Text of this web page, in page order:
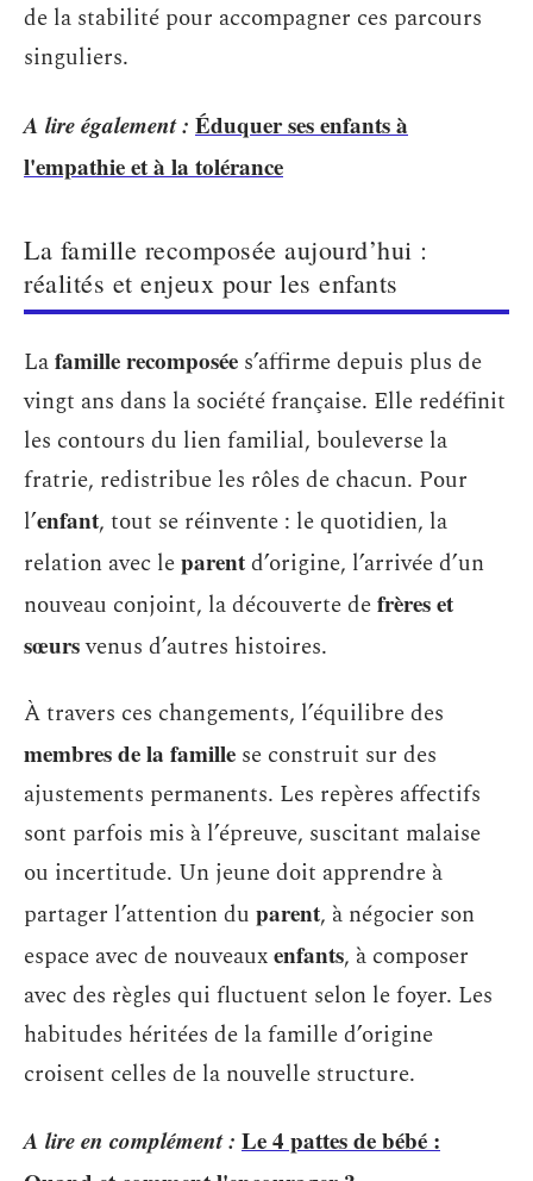
de la stabilité pour accompagner ces parcours
singuliers.
A lire également : Éduquer ses enfants à
l'empathie et à la tolérance
La famille recomposée aujourd’hui :
réalités et enjeux pour les enfants
Lafamille recomposée s’affirme depuis plus de
vingt ans dans la société française. Elle redéfinit
les contours du lien familial, bouleverse la
fratrie, redistribue les rôles de chacun. Pour
l’enfant, tout se réinvente : le quotidien, la
relation avec leparentd’origine, l’arrivée d’un
nouveau conjoint, la découverte defrères et
sœursvenus d’autres histoires.
À travers ces changements, l’équilibre des
membres de la famille se construit sur des
ajustements permanents. Les repères affectifs
sont parfois mis à l’épreuve, suscitant malaise
ou incertitude. Un jeune doit apprendre à
partager l’attention du parent, à négocier son
espace avec de nouveauxenfants, à composer
avec des règles qui fluctuent selon le foyer. Les
habitudes héritées de la famille d’origine
croisent celles de la nouvelle structure.
A lire en complément : Le 4 pattes de bébé :